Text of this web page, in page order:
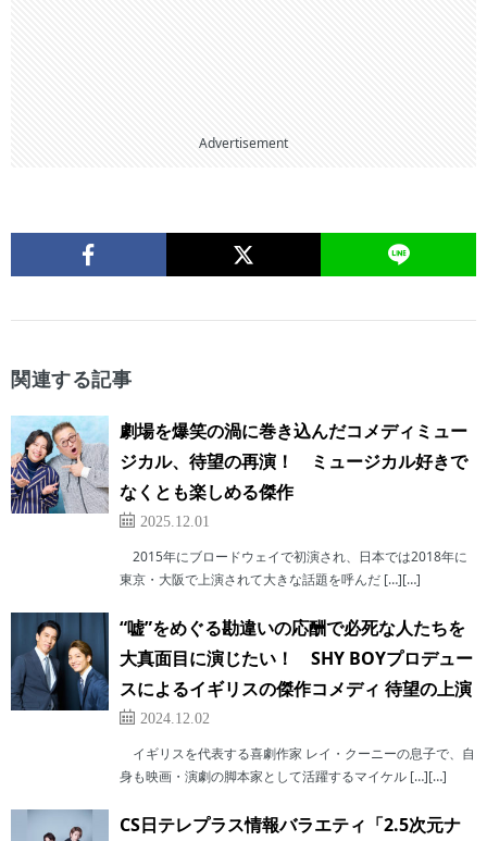
Advertisement
関連する記事
劇場を爆笑の渦に巻き込んだコメディミュー
ジカル、待望の再演！ ミュージカル好きで
なくとも楽しめる傑作
2025.12.01
2015年にブロードウェイで初演され、日本では2018年に
東京・大阪で上演されて大きな話題を呼んだ […][…]
“嘘”をめぐる勘違いの応酬で必死な人たちを
大真面目に演じたい！ SHY BOYプロデュー
スによるイギリスの傑作コメディ 待望の上演
2024.12.02
イギリスを代表する喜劇作家 レイ・クーニーの息子で、自
身も映画・演劇の脚本家として活躍するマイケル […][…]
CS日テレプラス情報バラエティ「2.5次元ナ